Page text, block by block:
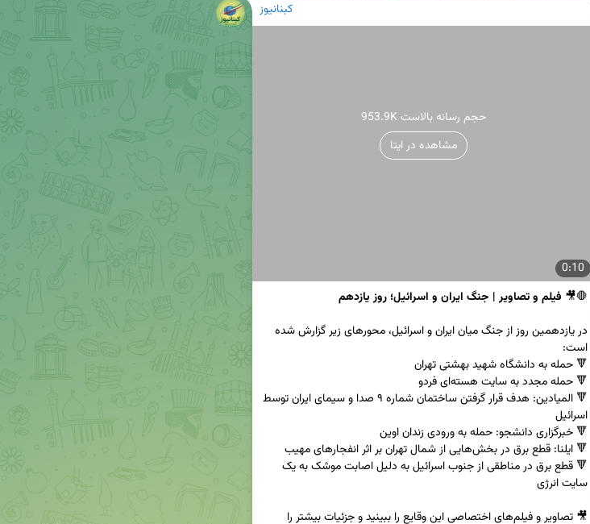
کبنانیوز
0:10
953.9K حجم رسانه بالاست
مشاهده در ایتا
🛑🎥 فیلم و تصاویر | جنگ ایران و اسرائیل؛ روز یازدهم